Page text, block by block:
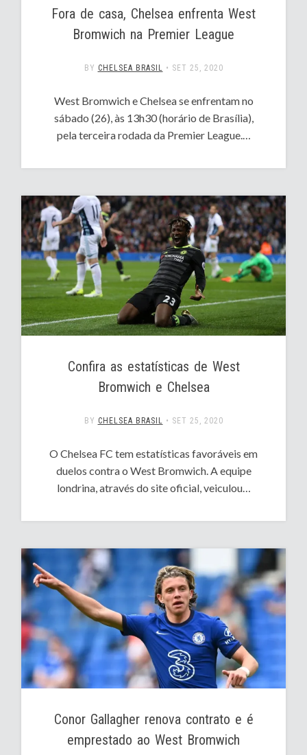
Fora de casa, Chelsea enfrenta West
Bromwich na Premier League
BY CHELSEA BRASIL • SET 25, 2020
West Bromwich e Chelsea se enfrentam no
sábado (26), às 13h30 (horário de Brasília),
pela terceira rodada da Premier League.…
Confira as estatísticas de West
Bromwich e Chelsea
BY CHELSEA BRASIL • SET 25, 2020
O Chelsea FC tem estatísticas favoráveis em
duelos contra o West Bromwich. A equipe
londrina, através do site oficial, veiculou…
Conor Gallagher renova contrato e é
emprestado ao West Bromwich